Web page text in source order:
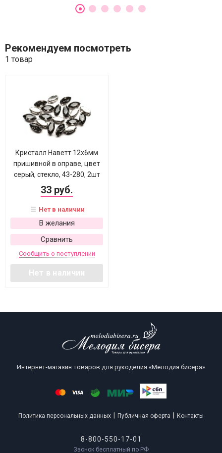
Рекомендуем посмотреть
1 товар
Кристалл Наветт 12х6мм
пришивной в оправе, цвет
серый, стекло, 43-280, 2шт
33 руб.
Нет в наличии
В желания
Сравнить
Сообщить о поступлении
Нет в наличии
Интернет-магазин товаров для рукоделия «Мелодия бисера»
Политика персональных данных Публичная оферта Контакты
8-800-550-17-01
Звонок бесплатный по РФ